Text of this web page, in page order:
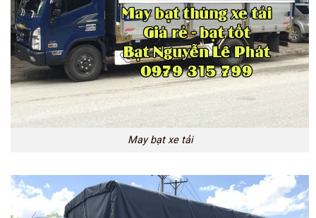
May bạt xe tải